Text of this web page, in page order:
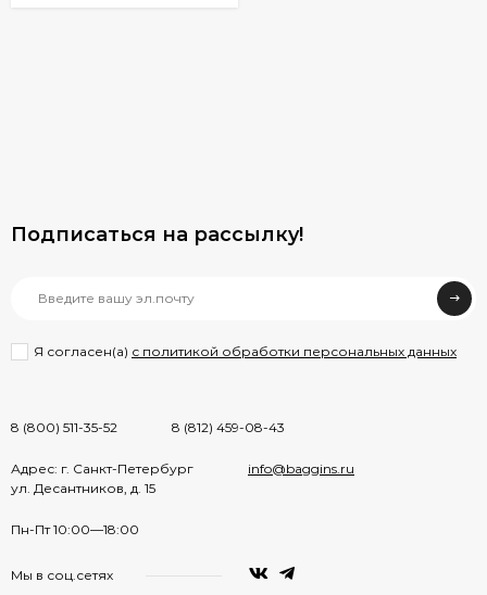
Подписаться на рассылкy!
Я согласен(a) с политикой обработки персональных данных
8 (800) 511-35-52 8 (812) 459-08-43
Адрес: г. Санкт-Петербург
ул. Десантников, д. 15
info@baggins.ru
Пн-Пт 10:00—18:00
Мы в соц.сетях